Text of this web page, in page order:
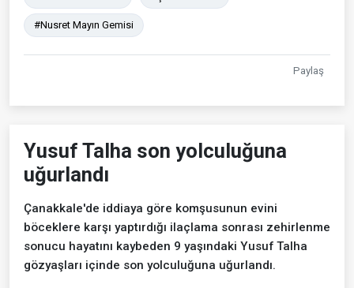
#Nusret Mayın Gemisi
Paylaş
Yusuf Talha son yolculuğuna
uğurlandı
Çanakkale'de iddiaya göre komşusunun evini
böceklere karşı yaptırdığı ilaçlama sonrası zehirlenme
sonucu hayatını kaybeden 9 yaşındaki Yusuf Talha
gözyaşları içinde son yolculuğuna uğurlandı.